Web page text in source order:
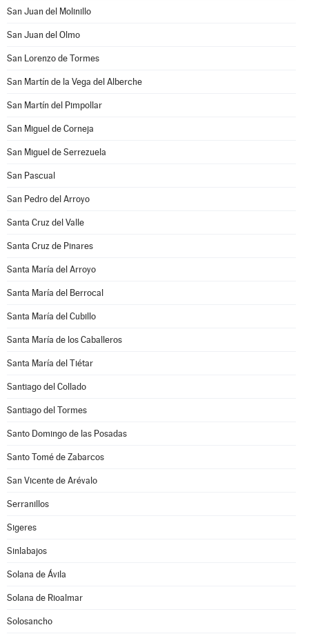
San Juan del Molinillo
San Juan del Olmo
San Lorenzo de Tormes
San Martín de la Vega del Alberche
San Martín del Pimpollar
San Miguel de Corneja
San Miguel de Serrezuela
San Pascual
San Pedro del Arroyo
Santa Cruz del Valle
Santa Cruz de Pinares
Santa María del Arroyo
Santa María del Berrocal
Santa María del Cubillo
Santa María de los Caballeros
Santa María del Tiétar
Santiago del Collado
Santiago del Tormes
Santo Domingo de las Posadas
Santo Tomé de Zabarcos
San Vicente de Arévalo
Serranillos
Sigeres
Sinlabajos
Solana de Ávila
Solana de Rioalmar
Solosancho